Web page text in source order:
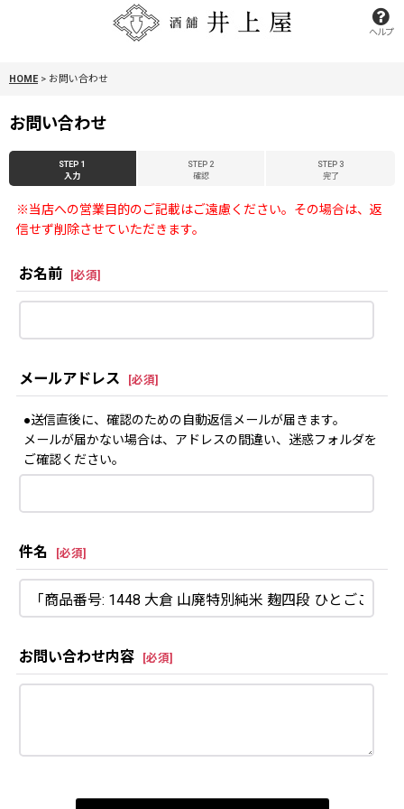
ヘルプ
HOME > お問い合わせ
お問い合わせ
STEP 1
入力
STEP 2
確認
STEP 3
完了
※当店への営業目的のご記載はご遠慮ください。その場合は、返
信せず削除させていただきます。
お名前 [必須]
メールアドレス [必須]
●送信直後に、確認のための自動返信メールが届きます。
メールが届かない場合は、アドレスの間違い、迷惑フォルダを
ご確認ください。
件名 [必須]
お問い合わせ内容 [必須]